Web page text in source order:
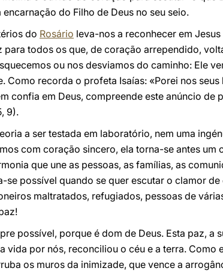
do Filho de Deus no seu seio.
do Rosário leva-nos a reconhecer em
para todos os que, de coração arrependido,
ou nos desviamos do caminho: Ele
Como recorda o profeta Isaías: «Porei nos
confia em Deus, compreende este anúncio
9).
a ser testada em laboratório, nem uma
com coração sincero, ela torna-se antes
que une as pessoas, as famílias, as
se possível quando se quer escutar o clamor
maltratados, refugiados, pessoas de
possível, porque é dom de Deus. Esta paz, a
vida por nós, reconciliou o céu e a terra. Como
os muros da inimizade, que vence a